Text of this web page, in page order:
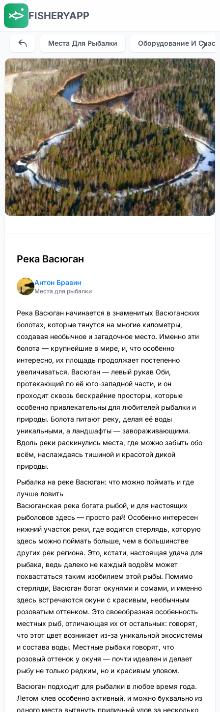
FISHERYAPP
Места Для Рыбалки Оборудование И
Река Васюган
Антон Бравин
Места для рыбалки
Река Васюган начинается в знаменитых Васюганских
болотах, которые тянутся на многие километры,
создавая необычное и загадочное место. Именно эти
болота — крупнейшие в мире, и, что особенно
интересно, их площадь продолжает постепенно
увеличиваться. Васюган — левый рукав Оби,
протекающий по её юго-западной части, и он
проходит сквозь бескрайние просторы, которые
особенно привлекательны для любителей рыбалки и
природы. Болота питают реку, делая её воды
уникальными, а ландшафты — завораживающими.
Вдоль реки раскинулись места, где можно забыть обо
всём, наслаждаясь тишиной и красотой дикой
природы.
Рыбалка на реке Васюган: что можно поймать и где
лучше ловить
Васюганская река богата рыбой, и для настоящих
рыболовов здесь — просто рай! Особенно интересен
нижний участок реки, где водится стерлядь, которую
здесь можно поймать больше, чем в большинстве
других рек региона. Это, кстати, настоящая удача для
рыбака, ведь далеко не каждый водоём может
похвастаться таким изобилием этой рыбы. Помимо
стерляди, Васюган богат окунями и сомами, и именно
здесь встречаются окуни с красивым, необычным
розоватым оттенком. Это своеобразная особенность
местных рыб, отличающая их от остальных: говорят,
что этот цвет возникает из-за уникальной экосистемы
и состава воды. Местные рыбаки говорят, что
розовый оттенок у окуня — почти идеален и делает
рыбу не только редким, но и красивым уловом.
Васюган подходит для рыбалки в любое время года.
Летом клев особенно активный, и можно буквально из
одного места вытянуть приличный улов за несколько